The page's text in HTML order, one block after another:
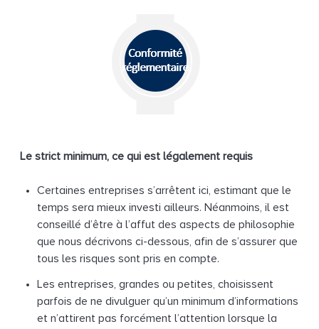
Le strict minimum, ce qui est légalement requis
Certaines entreprises s’arrêtent ici, estimant que le
temps sera mieux investi ailleurs. Néanmoins, il est
conseillé d’être à l’affut des aspects de philosophie
que nous décrivons ci-dessous, afin de s’assurer que
tous les risques sont pris en compte.
Les entreprises, grandes ou petites, choisissent
parfois de ne divulguer qu’un minimum d’informations
et n’attirent pas forcément l’attention lorsque la